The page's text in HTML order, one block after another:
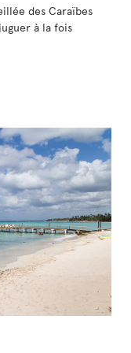
des Caraïbes
à la fois